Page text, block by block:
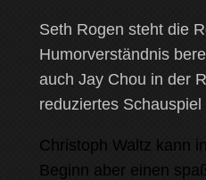
Seth Rogen steht die
Humorverständnis
auch Jay Chou in der
reduziertes
Christoph Waltz kann
Beginn aber einen